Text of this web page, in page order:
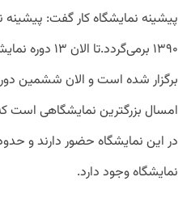
پیشینه نمایشگاه کار گفت:
۱۳۹۰
برگزار شده است و الان ششمین
نمایشگاه وجود دارد.